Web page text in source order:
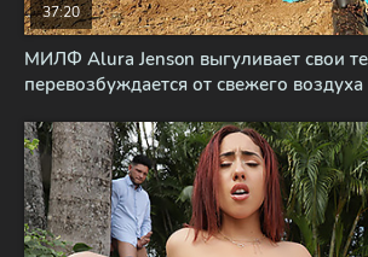
МИЛФ Alura Jenson выгуливает свои
перевозбуждается от свежего воздуха
37:20